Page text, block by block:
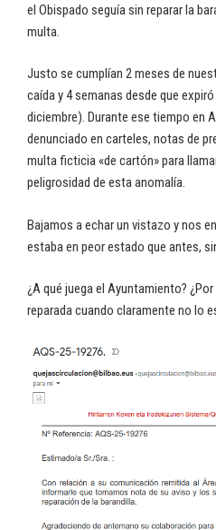
el Obispado seguía sin reparar la
multa.
Justo se cumplían 2 meses de
caída y 4 semanas desde que
diciembre). Durante ese tiempo en
denunciado en carteles, notas de
multa ficticia «de cartón» para
peligrosidad de esta anomalía.
Bajamos a echar un vistazo y nos
estaba en peor estado que antes,
¿A qué juega el Ayuntamiento?
reparada cuando claramente no lo